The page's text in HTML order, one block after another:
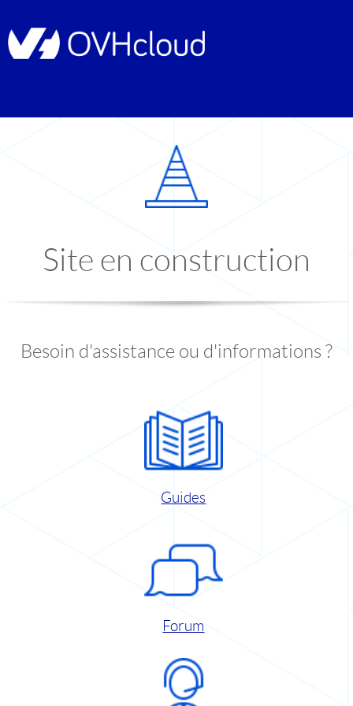
Site en construction
Besoin d'assistance ou d'informations ?
Guides
Forum